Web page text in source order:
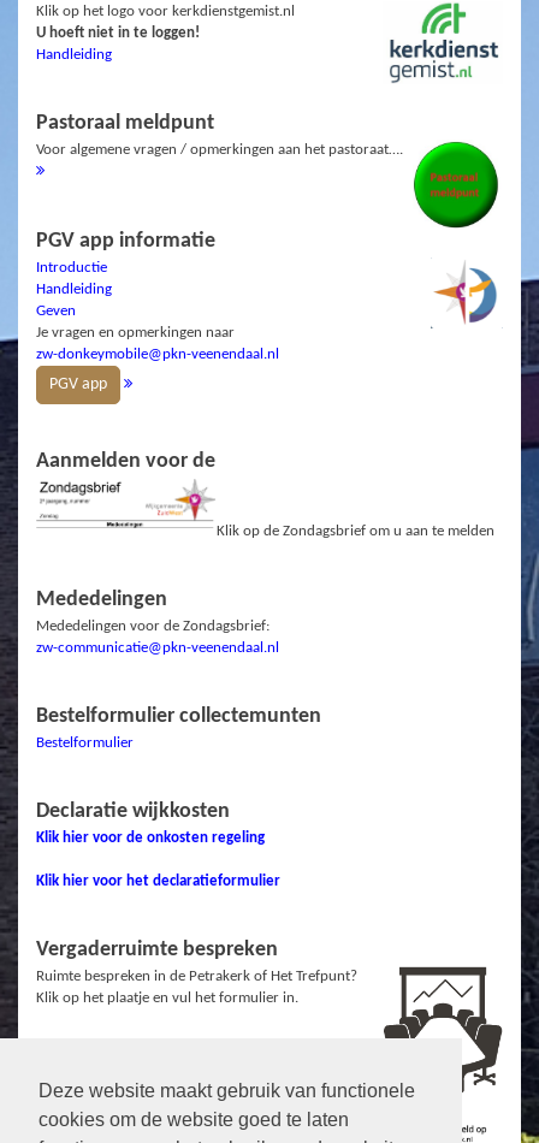
Deze website maakt gebruik van functionele
cookies om de website goed te laten
Klik op het logo voor kerkdienstgemist.nl
U hoeft niet in te loggen!
Handleiding
Pastoraal meldpunt
Voor algemene vragen / opmerkingen aan het pastoraat….
PGV app informatie
Introductie
Handleiding
Geven
Je vragen en opmerkingen naar
zw-donkeymobile@pkn-veenendaal.nl
PGV app
Aanmelden voor de
Klik op de Zondagsbrief om u aan te melden
Mededelingen
Mededelingen voor de Zondagsbrief:
zw-communicatie@pkn-veenendaal.nl
Bestelformulier collectemunten
Bestelformulier
Declaratie wijkkosten
Klik hier voor de onkosten regeling
Klik hier voor het declaratieformulier
Vergaderruimte bespreken
Ruimte bespreken in de Petrakerk of Het Trefpunt?
Klik op het plaatje en vul het formulier in.
Links
Protestantse Gemeente Veenendaal